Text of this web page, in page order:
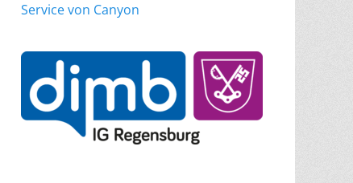
Service von Canyon